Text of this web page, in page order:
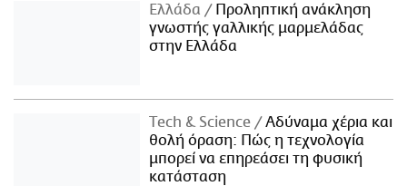
Ελλάδα
Προληπτική ανάκληση
γνωστής γαλλικής μαρμελάδας
στην Ελλάδα
Τech & Science
Αδύναμα χέρια και
θολή όραση: Πώς η τεχνολογία
μπορεί να επηρεάσει τη φυσική
κατάσταση